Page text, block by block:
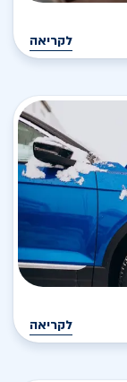
לקריאה
לקריאה